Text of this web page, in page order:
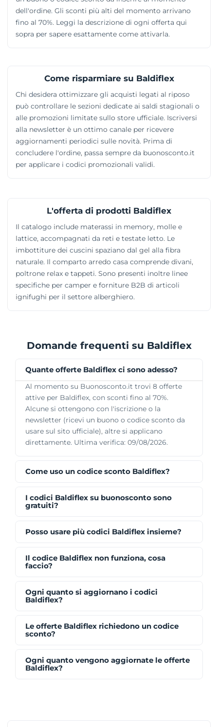
dell'ordine. Gli sconti più alti del momento arrivano
fino al 70%. Leggi la descrizione di ogni offerta qui
sopra per sapere esattamente come attivarla.
Come risparmiare su Baldiflex
Chi desidera ottimizzare gli acquisti legati al riposo
può controllare le sezioni dedicate ai saldi stagionali o
alle promozioni limitate sullo store ufficiale. Iscriversi
alla newsletter è un ottimo canale per ricevere
aggiornamenti periodici sulle novità. Prima di
concludere l'ordine, passa sempre da buonosconto.it
per applicare i codici promozionali validi.
L'offerta di prodotti Baldiflex
Il catalogo include materassi in memory, molle e
lattice, accompagnati da reti e testate letto. Le
imbottiture dei cuscini spaziano dal gel alla fibra
naturale. Il comparto arredo casa comprende divani,
poltrone relax e tappeti. Sono presenti inoltre linee
specifiche per camper e forniture B2B di articoli
ignifughi per il settore alberghiero.
Domande frequenti su Baldiflex
Quante offerte Baldiflex ci sono adesso?
Al momento su Buonosconto.it trovi 8 offerte
attive per Baldiflex, con sconti fino al 70%.
Alcune si ottengono con l'iscrizione o la
newsletter (ricevi un buono o codice sconto da
usare sul sito ufficiale), altre si applicano
direttamente. Ultima verifica: 09/08/2026.
Come uso un codice sconto Baldiflex?
I codici Baldiflex su buonosconto sono
gratuiti?
Posso usare più codici Baldiflex insieme?
Il codice Baldiflex non funziona, cosa
faccio?
Ogni quanto si aggiornano i codici
Baldiflex?
Le offerte Baldiflex richiedono un codice
sconto?
Ogni quanto vengono aggiornate le offerte
Baldiflex?